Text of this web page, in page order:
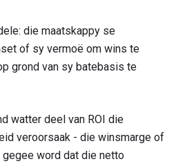
die maatskappy se
of sy vermoë om wins te
grond van sy batebasis te
watter deel van ROI die
veroorsaak - die winsmarge of
gegee word dat die netto